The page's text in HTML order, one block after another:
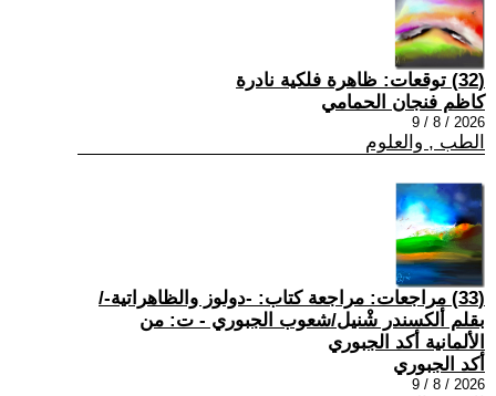
(32) توقعات: ظاهرة فلكية نادرة
كاظم فنجان الحمامي
2026 / 8 / 9
الطب , والعلوم
(33) مراجعات: مراجعة كتاب: -دولوز والظاهراتية-/
بقلم ألكسندر شْنيل/شعوب الجبوري - ت: من
الألمانية أكد الجبوري
أكد الجبوري
2026 / 8 / 9